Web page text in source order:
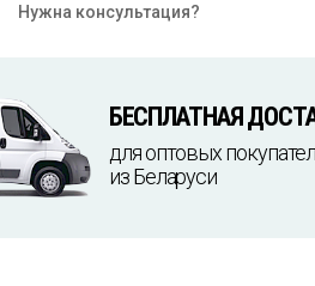
Нужна консультация?
БЕСПЛАТНАЯ
для оптовых
из Беларуси